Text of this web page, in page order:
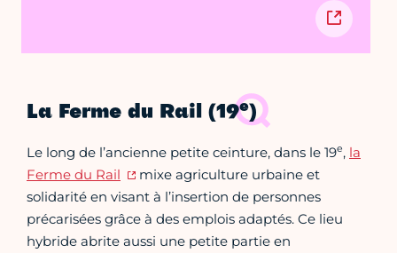
La Ferme du Rail (19e)
Le long de l’ancienne petite ceinture, dans le 19e, la
Ferme du Rail
mixe agriculture urbaine et
solidarité en visant à l’insertion de personnes
précarisées grâce à des emplois adaptés. Ce lieu
hybride abrite aussi une petite partie en